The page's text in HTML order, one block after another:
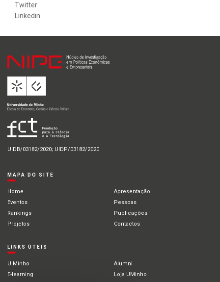
Twitter
Linkedin
UIDB/03182/2020; UIDP/03182/2020
MAPA DO SITE
Home
Apresentação
Eventos
Pessoas
Rankings
Publicações
Projetos
Contactos
LINKS ÚTEIS
U.Minho
Alumni
E-learning
Loja UMinho